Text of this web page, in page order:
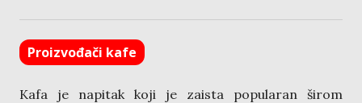
Proizvođači kafe
Kafa je napitak koji je zaista popularan širom